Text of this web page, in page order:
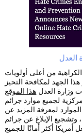
العدل
من أعلى أولويات
الجهد لمكافحة التحيز
وزارة العدل هذا الموقع
مركزية لجميع موارد جرائم
لمعرفة المزيد عن
وتشجيع الإبلاغ عن جرائم